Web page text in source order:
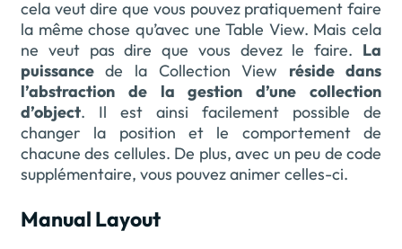
cela veut dire que vous pouvez pratiquement faire
la même chose qu’avec une Table View. Mais cela
ne veut pas dire que vous devez le faire. La
puissance de la Collection View réside dans
l’abstraction de la gestion d’une collection
d’object. Il est ainsi facilement possible de
changer la position et le comportement de
chacune des cellules. De plus, avec un peu de code
supplémentaire, vous pouvez animer celles-ci.
Manual Layout